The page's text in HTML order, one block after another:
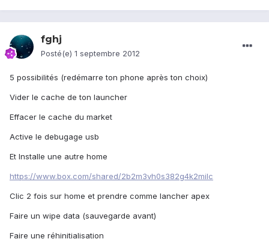
fghj
Posté(e) 1 septembre 2012
5 possibilités (redémarre ton phone après ton choix)
Vider le cache de ton launcher
Effacer le cache du market
Active le debugage usb
Et Installe une autre home
https://www.box.com/shared/2b2m3vh0s382g4k2milc
Clic 2 fois sur home et prendre comme lancher apex
Faire un wipe data (sauvegarde avant)
Faire une réhinitialisation